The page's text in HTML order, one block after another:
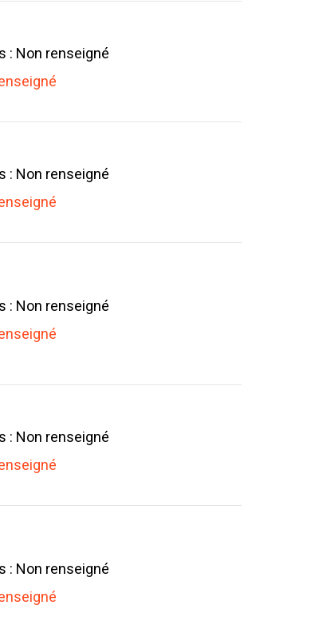
: Non renseigné
: Non renseigné
: Non renseigné
: Non renseigné
: Non renseigné